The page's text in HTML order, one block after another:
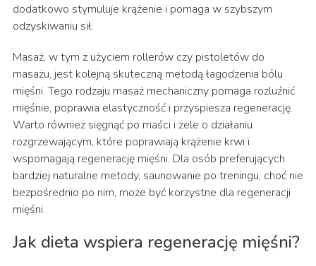
dodatkowo stymuluje krążenie i pomaga w szybszym
odzyskiwaniu sił.
Masaż, w tym z użyciem rollerów czy pistoletów do
masażu, jest kolejną skuteczną metodą łagodzenia bólu
mięśni. Tego rodzaju masaż mechaniczny pomaga rozluźnić
mięśnie, poprawia elastyczność i przyspiesza regenerację.
Warto również sięgnąć po maści i żele o działaniu
rozgrzewającym, które poprawiają krążenie krwi i
wspomagają regenerację mięśni. Dla osób preferujących
bardziej naturalne metody, saunowanie po treningu, choć nie
bezpośrednio po nim, może być korzystne dla regeneracji
mięśni.
Jak dieta wspiera regenerację mięśni?